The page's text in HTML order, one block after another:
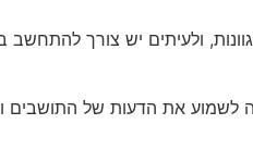
ולעיתים יש צורך להתחשב
לשמוע את הדעות של התושבים